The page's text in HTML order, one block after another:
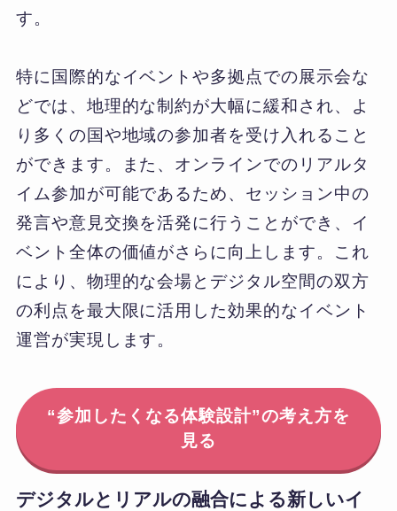
す。
特に国際的なイベントや多拠点での展示会な
どでは、地理的な制約が大幅に緩和され、よ
り多くの国や地域の参加者を受け入れること
ができます。また、オンラインでのリアルタ
イム参加が可能であるため、セッション中の
発言や意見交換を活発に行うことができ、イ
ベント全体の価値がさらに向上します。これ
により、物理的な会場とデジタル空間の双方
の利点を最大限に活用した効果的なイベント
運営が実現します。
“参加したくなる体験設計”の考え方を
見る
デジタルとリアルの融合による新しいイ